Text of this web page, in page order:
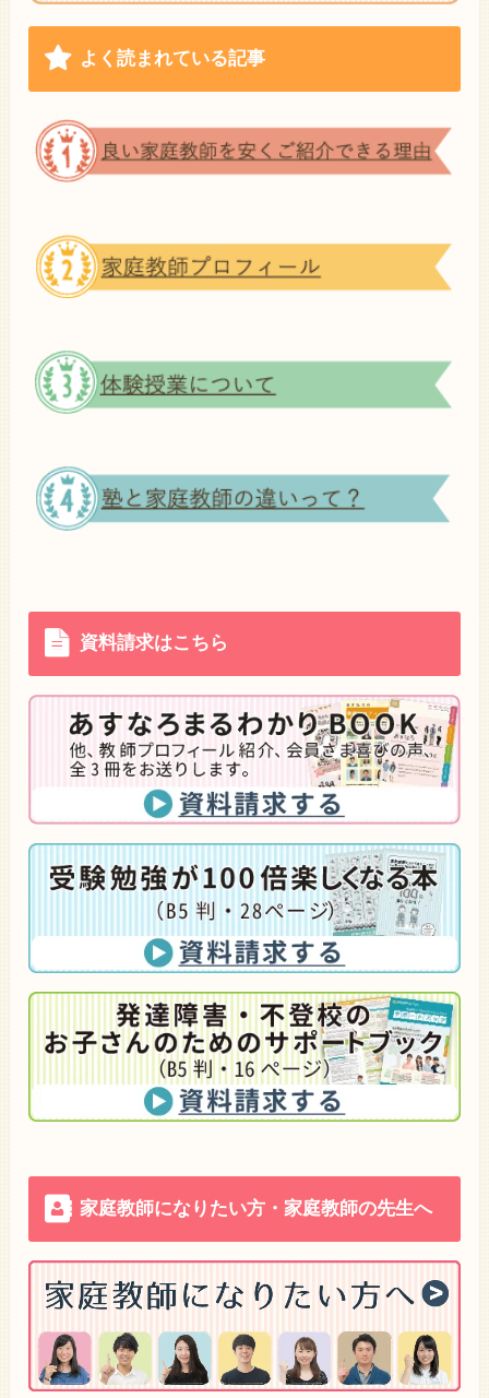
よく読まれている記事
資料請求はこちら
家庭教師になりたい方・家庭教師の先生へ